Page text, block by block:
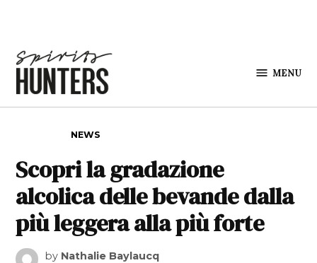
MENU
NEWS
Scopri la gradazione
alcolica delle bevande dalla
più leggera alla più forte
by Nathalie Baylaucq